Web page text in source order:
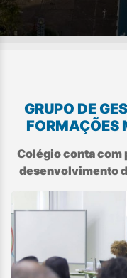
GRUPO DE
FORMAÇÕES
Colégio conta com
desenvolvimento